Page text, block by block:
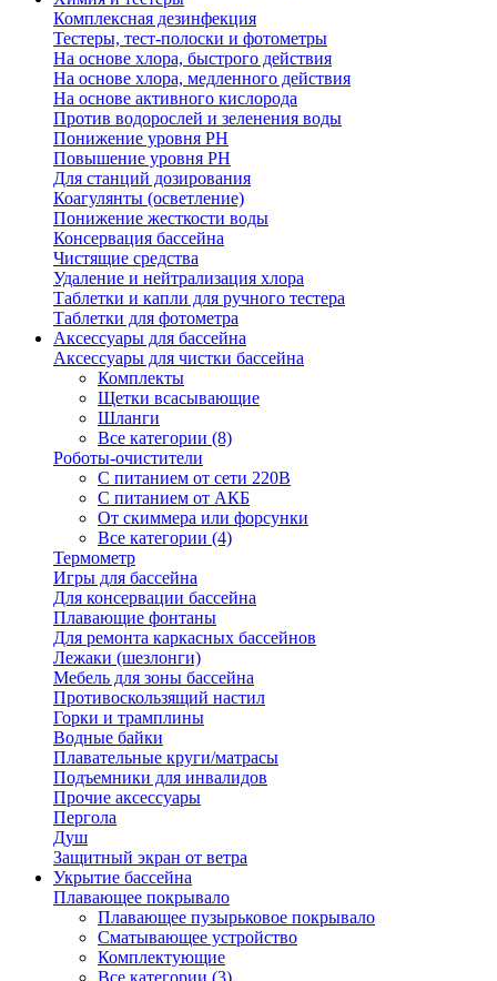
Комплексная дезинфекция
Тестеры, тест-полоски и фотометры
На основе хлора, быстрого действия
На основе хлора, медленного действия
На основе активного кислорода
Против водорослей и зеленения воды
Понижение уровня РН
Повышение уровня РН
Для станций дозирования
Коагулянты (осветление)
Понижение жесткости воды
Консервация бассейна
Чистящие средства
Удаление и нейтрализация хлора
Таблетки и капли для ручного тестера
Таблетки для фотометра
Аксессуары для бассейна
Аксессуары для чистки бассейна
Комплекты
Щетки всасывающие
Шланги
Все категории (8)
Роботы-очистители
С питанием от сети 220В
С питанием от АКБ
От скиммера или форсунки
Все категории (4)
Термометр
Игры для бассейна
Для консервации бассейна
Плавающие фонтаны
Для ремонта каркасных бассейнов
Лежаки (шезлонги)
Мебель для зоны бассейна
Противоскользящий настил
Горки и трамплины
Водные байки
Плавательные круги/матрасы
Подъемники для инвалидов
Прочие аксессуары
Пергола
Душ
Защитный экран от ветра
Укрытие бассейна
Плавающее покрывало
Плавающее пузырьковое покрывало
Сматывающее устройство
Комплектующие
Все категории (3)